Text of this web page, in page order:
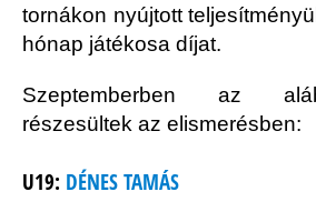
tornákon nyújtott
hónap játékosa díjat.
Szeptemberben az
részesültek az elismerésben:
U19: DÉNES TAMÁS